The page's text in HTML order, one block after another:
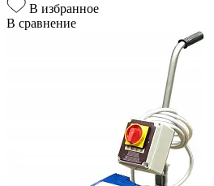
В избранное
В сравнение